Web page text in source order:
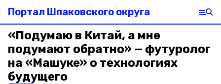
Портал Шпаковского округа
«Подумаю в Китай, а мне
подумают обратно» — футуролог
на «Машуке» о технологиях
будущего